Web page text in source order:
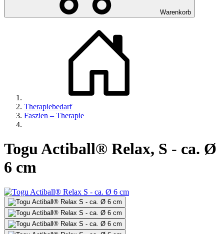
Warenkorb
Therapiebedarf
Faszien – Therapie
Togu Actiball® Relax, S - ca. Ø
6 cm